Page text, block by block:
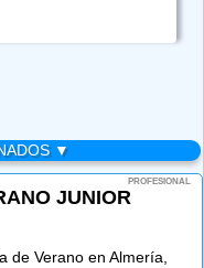
▼
PROFESIONAL
JUNIOR
de Verano en Almería,